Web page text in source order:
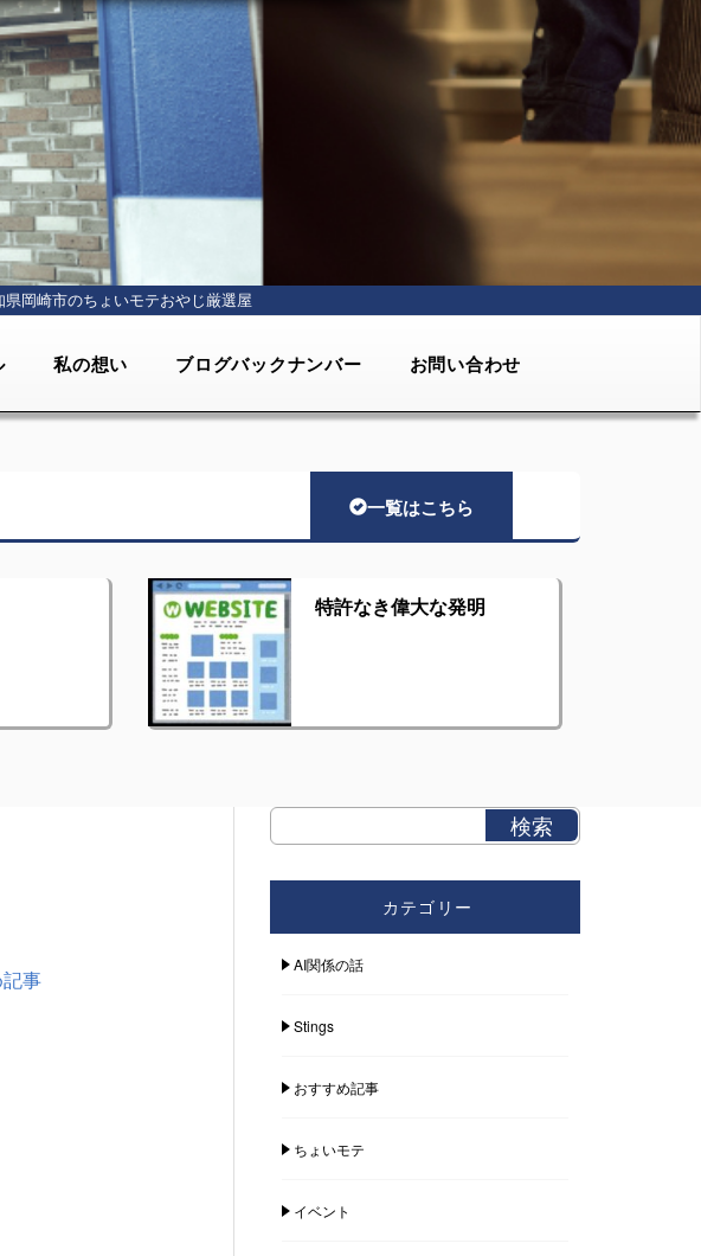
県岡崎市のちょいモテおやじ厳選屋
私の想い ブログバックナンバー お問い合わせ
一覧はこちら
特許なき偉大な発明
事
カテゴリー
AI関係の話
Stings
おすすめ記事
ちょいモテ
イベント